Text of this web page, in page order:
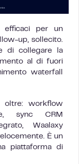
efficaci per un
up, sollecito.
di collegare la
al di fuori
waterfall
oltre: workflow
sync CRM
Waalaxy
È un
piattaforma di